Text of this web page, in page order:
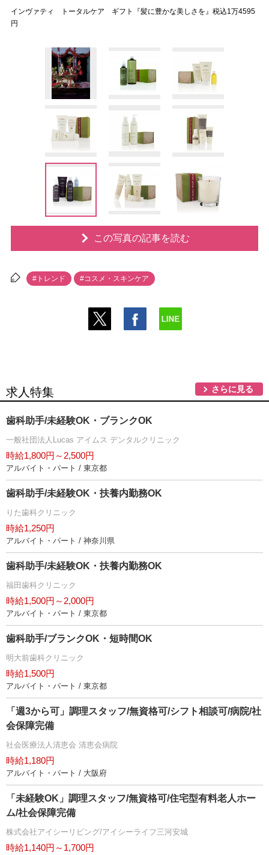
インヴァティ トータルケア ギフト『髪に豊かな美しさを』税込1万4595
円
この写真の記事を読む
#トレンド #コスメ・スキンケア
求人特集 さらに見る
歯科助手/未経験OK・ブランクOK
一般社団法人Lucas アイムス デンタルクリニック
時給1,800円～2,500円
アルバイト・パート / 東京都
歯科助手/未経験OK・扶養内勤務OK
りた歯科クリニック
時給1,250円
アルバイト・パート / 神奈川県
歯科助手/未経験OK・扶養内勤務OK
福田歯科クリニック
時給1,500円～2,000円
アルバイト・パート / 東京都
歯科助手/ブランクOK・短時間OK
明大前歯科クリニック
時給1,500円
アルバイト・パート / 東京都
「週3から可」調理スタッフ/無資格可/シフト相談可/病院/社
会保障完備
社会医療法人清恵会 清恵会病院
時給1,180円
アルバイト・パート / 大阪府
「未経験OK」調理スタッフ/無資格可/住宅型有料老人ホー
ム/社会保障完備
株式会社アイシーリビング/アイシーライフ三河安城
時給1,140円～1,700円